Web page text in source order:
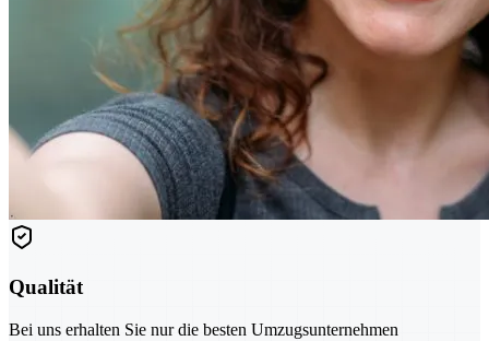
Qualität
Bei uns erhalten Sie nur die besten Umzugsunternehmen